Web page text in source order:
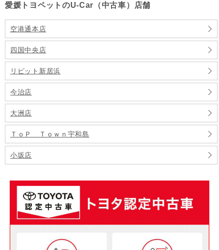
愛媛トヨペットのU-Car（中古車）店舗
空港通本店
四国中央店
リピット新居浜
今治店
大洲店
ＴｏＰ Ｔｏｗｎ宇和島
小坂店